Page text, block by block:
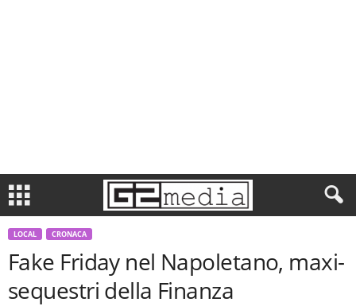
LOCAL CRONACA
Fake Friday nel Napoletano, maxi-
sequestri della Finanza